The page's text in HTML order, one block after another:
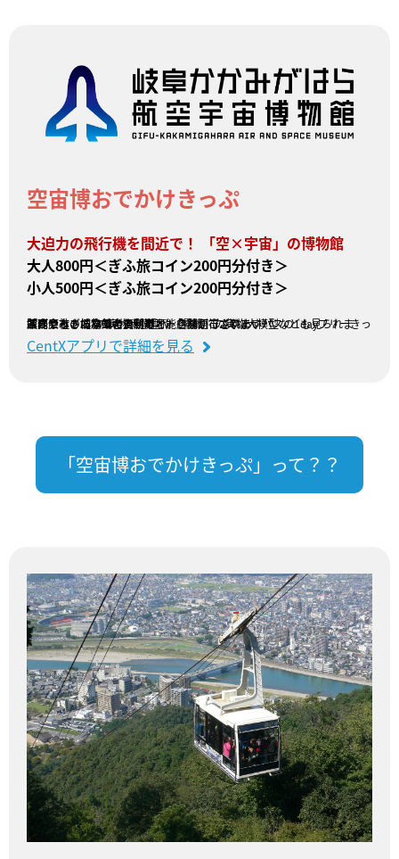
空宙博おでかけきっぷ
大迫力の飛行機を間近で！ 「空×宇宙」の博物館
大人800円＜ぎふ旅コイン200円分付き＞
小人500円＜ぎふ旅コイン200円分付き＞
各務原市の博物館の入館券と、各務原市ふれあいバスの1dayフリーきっぷがセットになった便利でオトクな切符です。
「はやぶさ2」の実物大模型や「零戦」の実物大模型なども見られます！
館内でもぎふ旅コイン利用可能店舗がございます^^
販売会社：岐阜乗合自動車
CentXアプリで詳細を見る
「空宙博おでかけきっぷ」って？？